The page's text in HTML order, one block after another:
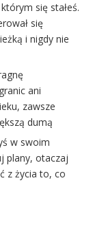
się stałeś.
się
i nigdy nie
ani
zawsze
dumą
w swoim
plany, otaczaj
z życia to, co